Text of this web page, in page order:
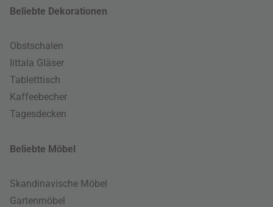
Beliebte Dekorationen
Obstschalen
Iittala Gläser
Tabletttisch
Kaffeebecher
Tagesdecken
Beliebte Möbel
Skandinavische Möbel
Gartenmöbel